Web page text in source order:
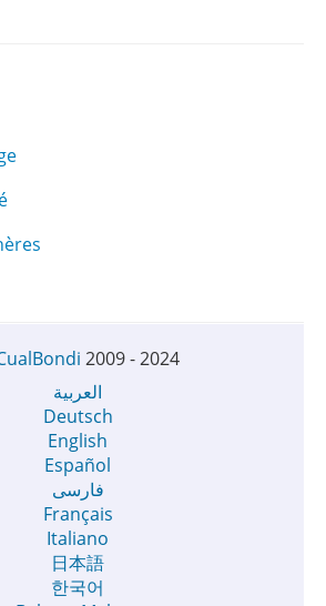
2009 - 2024
العربية
Deutsch
English
Español
فارسی
Français
Italiano
日本語
한국어